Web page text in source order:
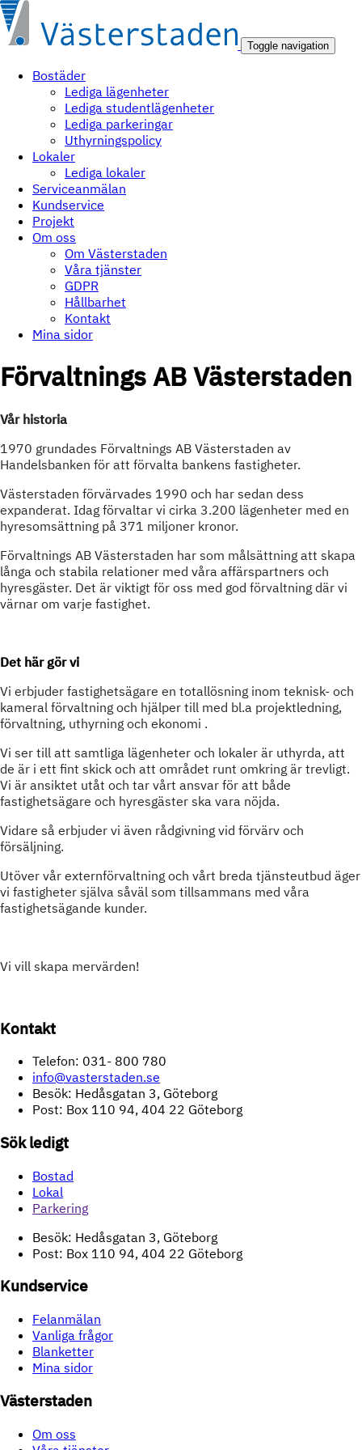
Toggle navigation
Bostäder
Lediga lägenheter
Lediga studentlägenheter
Lediga parkeringar
Uthyrningspolicy
Lokaler
Lediga lokaler
Serviceanmälan
Kundservice
Projekt
Om oss
Om Västerstaden
Våra tjänster
GDPR
Hållbarhet
Kontakt
Mina sidor
Förvaltnings AB Västerstaden
Vår historia
1970 grundades Förvaltnings AB Västerstaden av
Handelsbanken för att förvalta bankens fastigheter.
Västerstaden förvärvades 1990 och har sedan dess
expanderat. Idag förvaltar vi cirka 3.200 lägenheter med en
hyresomsättning på 371 miljoner kronor.
Förvaltnings AB Västerstaden har som målsättning att skapa
långa och stabila relationer med våra affärspartners och
hyresgäster. Det är viktigt för oss med god förvaltning där vi
värnar om varje fastighet.
Det här gör vi
Vi erbjuder fastighetsägare en totallösning inom teknisk- och
kameral förvaltning och hjälper till med bl.a projektledning,
förvaltning, uthyrning och ekonomi .
Vi ser till att samtliga lägenheter och lokaler är uthyrda, att
de är i ett fint skick och att området runt omkring är trevligt.
Vi är ansiktet utåt och tar vårt ansvar för att både
fastighetsägare och hyresgäster ska vara nöjda.
Vidare så erbjuder vi även rådgivning vid förvärv och
försäljning.
Utöver vår externförvaltning och vårt breda tjänsteutbud äger
vi fastigheter själva såväl som tillsammans med våra
fastighetsägande kunder.
Vi vill skapa mervärden!
Kontakt
Telefon: 031- 800 780
info@vasterstaden.se
Besök: Hedåsgatan 3, Göteborg
Post: Box 110 94, 404 22 Göteborg
Sök ledigt
Bostad
Lokal
Parkering
Besök: Hedåsgatan 3, Göteborg
Post: Box 110 94, 404 22 Göteborg
Kundservice
Felanmälan
Vanliga frågor
Blanketter
Mina sidor
Västerstaden
Om oss